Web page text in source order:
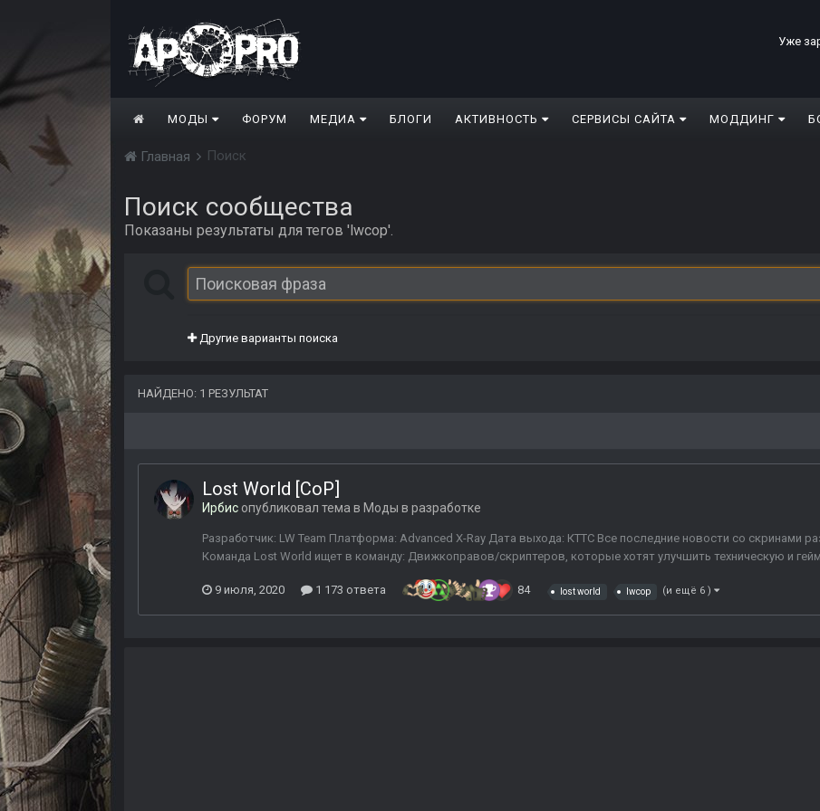
Уже
МОДЫ ФОРУМ МЕДИА БЛОГИ АКТИВНОСТЬ СЕРВИСЫ САЙТА МОДДИНГ
Главная Поиск
Поиск сообщества
Показаны результаты для тегов 'lwcop'.
Другие варианты поиска
НАЙДЕНО: 1 РЕЗУЛЬТАТ
Lost World [CoP]
Ирбис опубликовал тема в Моды в разработке
Разработчик: LW Team Платформа: Advanced X-Ray Дата выхода: КТТС Все последние новости со скринами
Команда Lost World ищет в команду: Движкоправов/скриптеров, которые хотят улучшить техническую и
9 июля, 2020 1 173 ответа 84 lost world lwcop (и ещё 6 )